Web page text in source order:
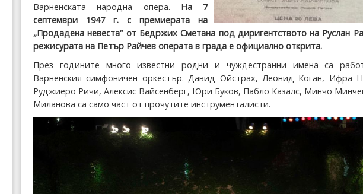
Варненската народна опера. На 7
септември 1947 г. с премиерата на
„Продадена невеста“ от Бедржих Сметана под диригентството на Руслан
режисурата на Петър Райчев операта в града е официално открита.
През годините много известни родни и чуждестранни имена са
Варненския симфоничен оркестър. Давид Ойстрах, Леонид Коган, Ифра
Руджиеро Ричи, Алексис Вайсенберг, Юри Буков, Пабло Казалс, Минчо
Миланова са само част от прочутите инструменталисти.